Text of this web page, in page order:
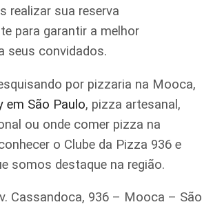
realizar sua reserva
para garantir a melhor
seus convidados.
por pizzaria na Mooca,
em São Paulo, pizza artesanal,
ou onde comer pizza na
o Clube da Pizza 936 e
somos destaque na região.
Cassandoca, 936 – Mooca – São